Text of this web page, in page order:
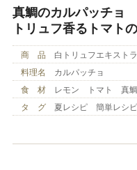
真鯛のカルパッチョ
トリュフ香るトマト
商 品
白トリュフエキスト
料理名
カルパッチョ
食 材
レモン トマト 真鯛
タ グ
夏レシピ 簡単レシピ